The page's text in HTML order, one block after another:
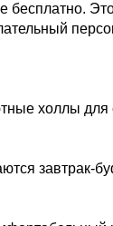
бесплатно.
холлы для
завтрак-